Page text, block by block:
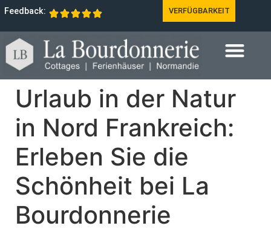
Feedback: VERFÜGBARKEIT
Urlaub in der Natur
in Nord Frankreich:
Erleben Sie die
Schönheit bei La
Bourdonnerie